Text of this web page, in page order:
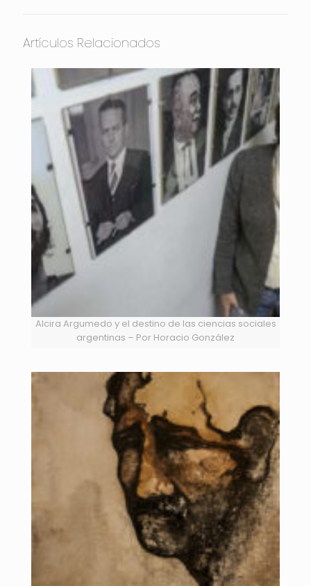
Artículos Relacionados
Alcira Argumedo y el destino de las ciencias sociales
argentinas – Por Horacio González